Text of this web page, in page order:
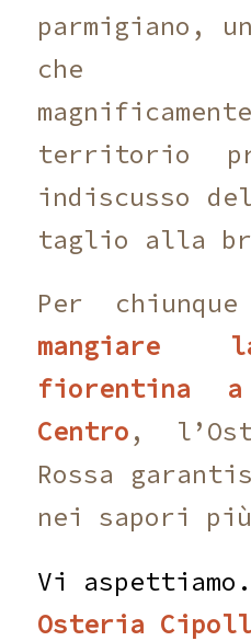
parmigiano,
che
territorio
indiscusso
taglio alla
Per
mangiare
fiorentina
Centro ,
Rossa
nei sapori
Vi aspettiamo.
Osteria